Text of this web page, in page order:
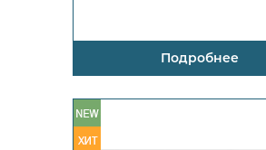
Подробнее